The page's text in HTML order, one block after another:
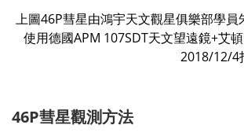
上圖46P彗星由鴻宇天文觀星俱樂部學員
使用德國APM 107SDT天文望遠鏡+艾
2018/12/4
46P彗星觀測方法